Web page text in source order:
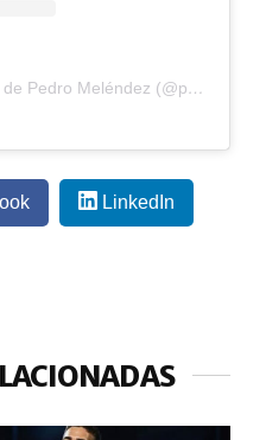
Una publicación compartida de Pedro Meléndez (@pedro.melendezz)
LinkedIn